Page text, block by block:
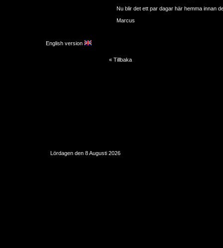
English version
Nu blir det ett par dagar här hemma innan
Marcus
« Tillbaka
Lördagen den 8 Augusti 2026